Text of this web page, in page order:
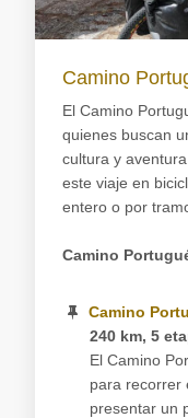
Camino
El Camino
quienes buscan
cultura y
este viaje en
entero o por
Camino
Camino
240 km, 5
El Camino
para recorrer
presentar un